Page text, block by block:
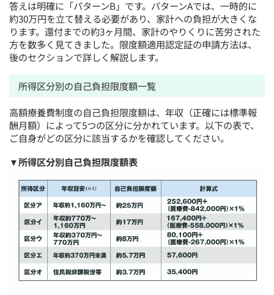
答えは明確に「パターンB」です。パターンAでは、一時的に
約30万円を立て替える必要があり、家計への負担が大きくな
ります。還付までの約3ヶ月間、家計のやりくりに苦労された
方を数多く見てきました。限度額適用認定証の申請方法は、
後のセクションで詳しく解説します。
所得区分別の自己負担限度額一覧
高額療養費制度の自己負担限度額は、年収（正確には標準報
酬月額）によって5つの区分に分かれています。以下の表で、
ご自身がどの区分に該当するかを確認してください。
▼所得区分別自己負担限度額表